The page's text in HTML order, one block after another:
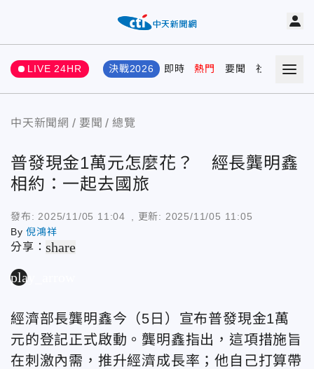
LIVE 24HR 決戰2026 即時 熱門 要聞 社會 娛樂
中天新聞網 要聞 總覽
普發現金1萬元怎麼花？ 經長龔明鑫
相約：一起去國旅
發布: 2025/11/05 11:04 , 更新: 2025/11/05 11:05
By倪鴻祥
分享：share
play_arrow
經濟部長龔明鑫今（5日）宣布普發現金1萬
元的登記正式啟動。龔明鑫指出，這項措施旨
在刺激內需，推升經濟成長率；他自己打算帶